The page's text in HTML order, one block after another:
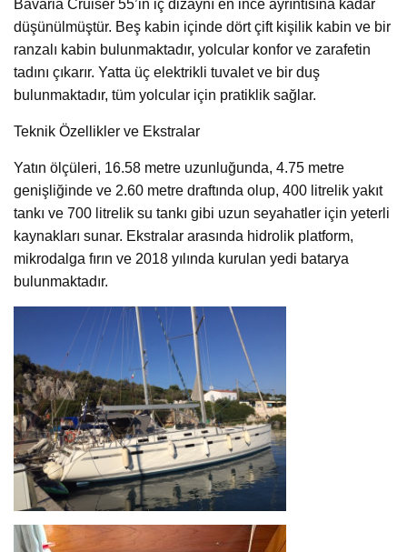
Bavaria Cruiser 55’in iç dizaynı en ince ayrıntısına kadar
düşünülmüştür. Beş kabin içinde dört çift kişilik kabin ve bir
ranzalı kabin bulunmaktadır, yolcular konfor ve zarafetin
tadını çıkarır. Yatta üç elektrikli tuvalet ve bir duş
bulunmaktadır, tüm yolcular için pratiklik sağlar.
Teknik Özellikler ve Ekstralar
Yatın ölçüleri, 16.58 metre uzunluğunda, 4.75 metre
genişliğinde ve 2.60 metre draftında olup, 400 litrelik yakıt
tankı ve 700 litrelik su tankı gibi uzun seyahatler için yeterli
kaynakları sunar. Ekstralar arasında hidrolik platform,
mikrodalga fırın ve 2018 yılında kurulan yedi batarya
bulunmaktadır.